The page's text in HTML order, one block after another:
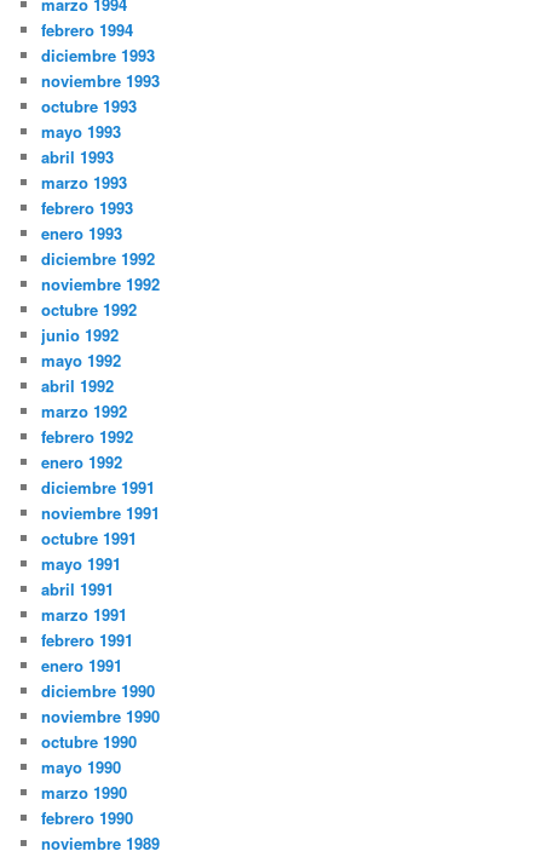
febrero 1994
diciembre 1993
noviembre 1993
octubre 1993
mayo 1993
abril 1993
marzo 1993
febrero 1993
enero 1993
diciembre 1992
noviembre 1992
octubre 1992
junio 1992
mayo 1992
abril 1992
marzo 1992
febrero 1992
enero 1992
diciembre 1991
noviembre 1991
octubre 1991
mayo 1991
abril 1991
marzo 1991
febrero 1991
enero 1991
diciembre 1990
noviembre 1990
octubre 1990
mayo 1990
marzo 1990
febrero 1990
noviembre 1989